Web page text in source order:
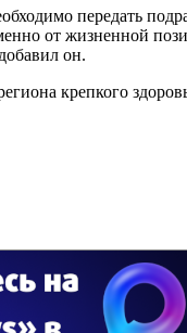
передать
от жизненной
он.
крепкого